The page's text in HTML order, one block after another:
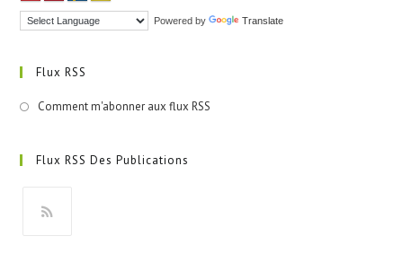
Powered by Translate
Flux RSS
Comment m'abonner aux flux RSS
Flux RSS Des Publications